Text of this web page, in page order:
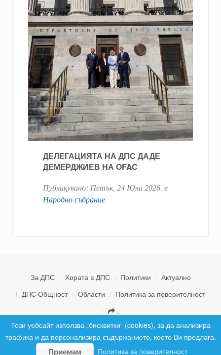
ДЕЛЕГАЦИЯТА НА ДПС ДАДЕ
ДЕМЕРДЖИЕВ НА OFAC
Публикувано: Петък, 24 Юли 2026. в
Народно събрание
За ДПС Хората в ДПС Политики
Актуално
ДПС Общност
Области
Политика за поверителност
.
© 2026 ДПС България. Всички права запазени.
Този уебсайт използва „бисквитки“ (cookies), за да анализира
трафика и да персонализира съдържанието, което Ви предлага.
Приемам Политика за поверителност